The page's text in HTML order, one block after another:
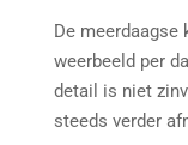
De
weerbeeld per
detail is niet
steeds verder